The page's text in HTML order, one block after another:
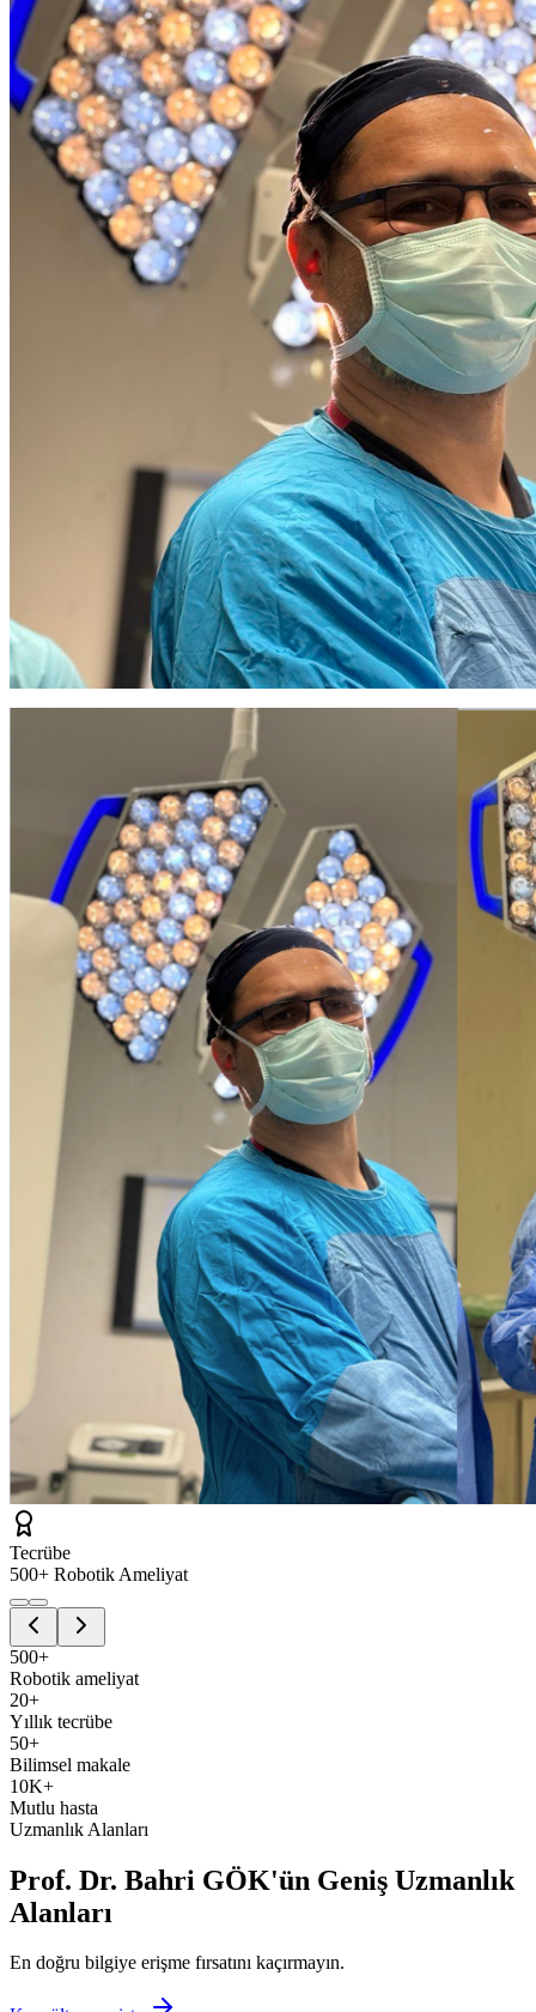
Tecrübe
500+ Robotik Ameliyat
500+
Robotik ameliyat
20+
Yıllık tecrübe
50+
Bilimsel makale
10K+
Mutlu hasta
Uzmanlık Alanları
Prof. Dr. Bahri GÖK'ün Geniş Uzmanlık
Alanları
En doğru bilgiye erişme fırsatını kaçırmayın.